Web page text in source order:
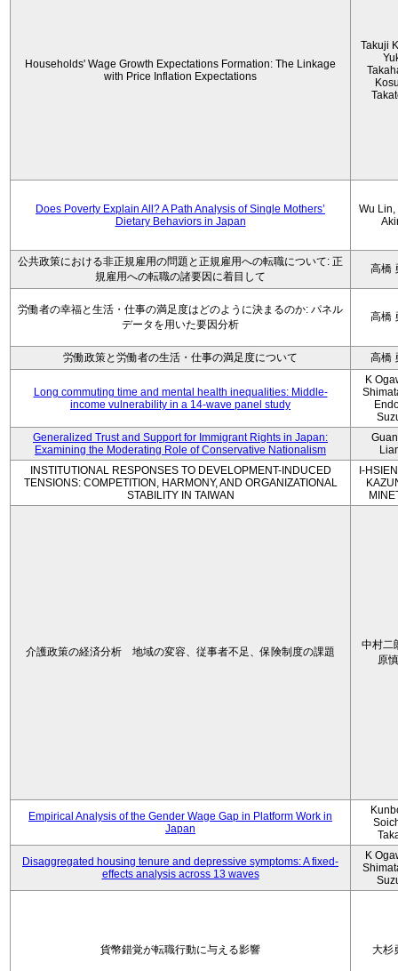
Households' Wage Growth Expectations Formation: The Linkage
with Price Inflation Expectations
Takuji
Does Poverty Explain All? A Path Analysis of Single Mothers’
Dietary Behaviors in Japan
Wu Lin,
公共政策における非正規雇用の問題と正規雇用への転職について: 正
規雇用への転職の諸要因に着目して
高橋
労働者の幸福と生活・仕事の満足度はどのように決まるのか: パネル
データを用いた要因分析
高橋
労働政策と労働者の生活・仕事の満足度について 高橋
Long commuting time and mental health inequalities: Middle-
income vulnerability in a 14-wave panel study
K
Generalized Trust and Support for Immigrant Rights in Japan:
Examining the Moderating Role of Conservative Nationalism
INSTITUTIONAL RESPONSES TO DEVELOPMENT-INDUCED
TENSIONS: COMPETITION, HARMONY, AND ORGANIZATIONAL
STABILITY IN TAIWAN
I-
介護政策の経済分析 地域の変容、従事者不足、保険制度の課題
中村二
原
Empirical Analysis of the Gender Wage Gap in Platform Work in
Japan
Disaggregated housing tenure and depressive symptoms: A fixed-
effects analysis across 13 waves
K
貨幣錯覚が転職行動に与える影響 大杉